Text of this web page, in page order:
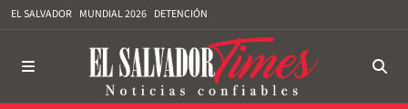
EL SALVADOR MUNDIAL 2026 DETENCIÓN